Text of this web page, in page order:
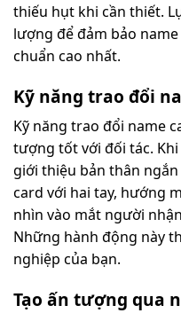
thiếu hụt khi cần thiết.
lượng để đảm bảo
chuẩn cao nhất.
Kỹ năng trao đổi
Kỹ năng trao đổi name
tượng tốt với đối tác.
giới thiệu bản thân
card với hai tay, hướng
nhìn vào mắt người
Những hành động này
nghiệp của bạn.
Tạo ấn tượng qua